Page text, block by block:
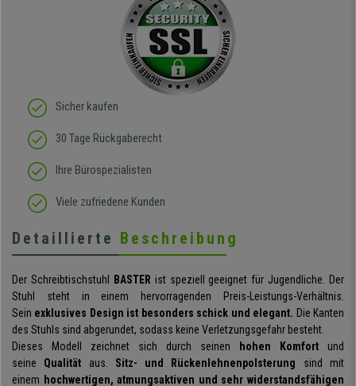
Sicher kaufen
30 Tage Rückgaberecht
Ihre Bürospezialisten
Viele zufriedene Kunden
Detaillierte Beschreibung
Der Schreibtischstuhl BASTER ist speziell geeignet für Jugendliche. Der
Stuhl steht in einem hervorragenden Preis-Leistungs-Verhältnis.
Sein exklusives Design ist besonders schick und elegant. Die Kanten
des Stuhls sind abgerundet, sodass keine Verletzungsgefahr besteht.
Dieses Modell zeichnet sich durch seinen
hohen Komfort und
seine Qualität aus. Sitz- und Rückenlehnenpolsterung sind mit
einem hochwertigen, atmungsaktiven und sehr widerstandsfähigen